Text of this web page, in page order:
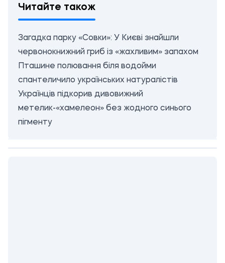
Читайте також
Загадка парку «Совки»: У Києві знайшли
червонокнижний гриб із «жахливим» запахом
Пташине полювання біля водойми
спантеличило українських натуралістів
Українців підкорив дивовижний
метелик-«хамелеон» без жодного синього
пігменту